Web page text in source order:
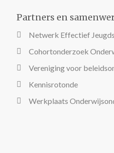
Partners en
Netwerk Effectief
Cohortonderzoek
Vereniging voor
Kennisrotonde
Werkplaats